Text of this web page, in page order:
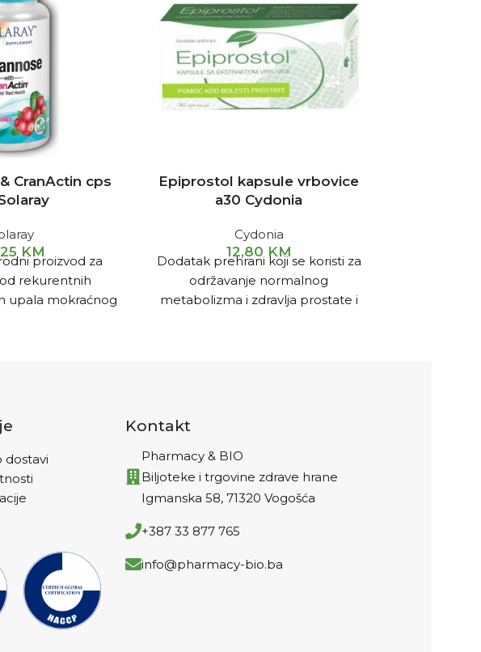
CranActin cps
KM
proizvod za
rekurentnih
upala mokraćnog
Epiprostol kapsule vrbovice
a30 Cydonia
Cydonia
12,80 KM
Dodatak prehrani koji se koristi za
održavanje normalnog
metabolizma i zdravlja prostate i
dostavi
Kontakt
Pharmacy & BIO
Biljoteke i trgovine zdrave hrane
Igmanska 58, 71320 Vogošća
+387 33 877 765
info@pharmacy-bio.ba